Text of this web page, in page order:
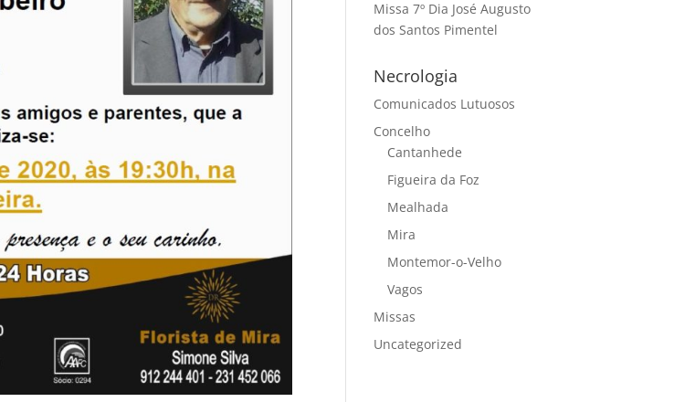
Missa 7º Dia José Augusto
dos Santos Pimentel
Necrologia
Comunicados Lutuosos
Concelho
Cantanhede
Figueira da Foz
Mealhada
Mira
Montemor-o-Velho
Vagos
Missas
Uncategorized